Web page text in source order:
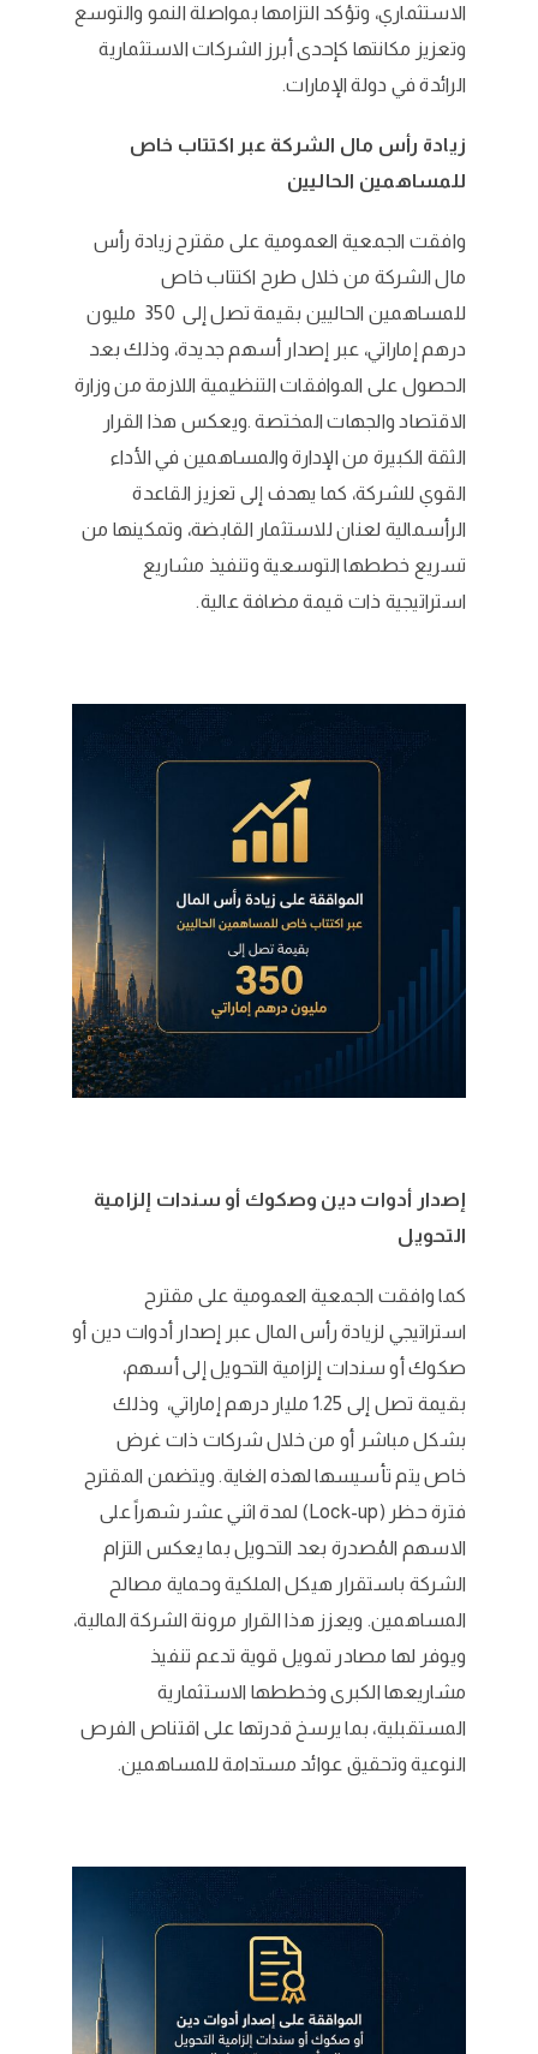
الاستثماري، وتؤكد التزامها بمواصلة النمو والتوسع
وتعزيز مكانتها كإحدى أبرز الشركات الاستثمارية
الرائدة في دولة الإمارات.
زيادة رأس مال الشركة عبر اكتتاب خاص
للمساهمين الحاليين
وافقت الجمعية العمومية على مقترح زيادة رأس
مال الشركة من خلال طرح اكتتاب خاص
للمساهمين الحاليين بقيمة تصل إلى 350 مليون
درهم إماراتي، عبر إصدار أسهم جديدة، وذلك بعد
الحصول على الموافقات التنظيمية اللازمة من وزارة
الاقتصاد والجهات المختصة .ويعكس هذا القرار
الثقة الكبيرة من الإدارة والمساهمين في الأداء
القوي للشركة، كما يهدف إلى تعزيز القاعدة
الرأسمالية لعنان للاستثمار القابضة، وتمكينها من
تسريع خططها التوسعية وتنفيذ مشاريع
استراتيجية ذات قيمة مضافة عالية.
إصدار أدوات دين وصكوك أو سندات إلزامية
التحويل
كما وافقت الجمعية العمومية على مقترح
استراتيجي لزيادة رأس المال عبر إصدار أدوات دين أو
صكوك أو سندات إلزامية التحويل إلى أسهم،
بقيمة تصل إلى 1.25 مليار درهم إماراتي، وذلك
بشكل مباشر أو من خلال شركات ذات غرض
خاص يتم تأسيسها لهذه الغاية. ويتضمن المقترح
فترة حظر (Lock-up) لمدة اثني عشر شهراً على
الاسهم المُصدرة بعد التحويل بما يعكس التزام
الشركة باستقرار هيكل الملكية وحماية مصالح
المساهمين. ويعزز هذا القرار مرونة الشركة المالية،
ويوفر لها مصادر تمويل قوية تدعم تنفيذ
مشاريعها الكبرى وخططها الاستثمارية
المستقبلية، بما يرسخ قدرتها على اقتناص الفرص
النوعية وتحقيق عوائد مستدامة للمساهمين.